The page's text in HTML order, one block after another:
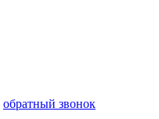
обратный звонок